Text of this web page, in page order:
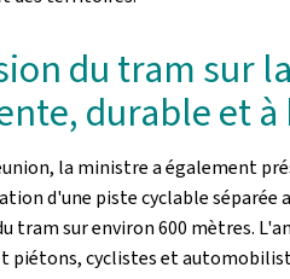
du tram sur
durable et
la ministre a également
d'une piste cyclable séparée
tram sur environ 600 mètres.
piétons, cyclistes et